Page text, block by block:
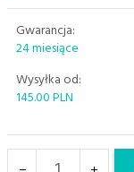
Gwarancja:
24 miesiące
Wysyłka od:
145.00 PLN